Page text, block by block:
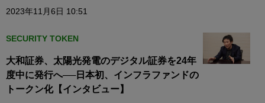
2023年11月6日 10:51
SECURITY TOKEN
大和証券、太陽光発電のデジタル証券を24年
度中に発行へ──日本初、インフラファンドの
トークン化【インタビュー】